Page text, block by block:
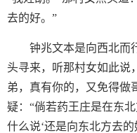
去的好。”
钟兆文本是向西北而
头寻来，听那村女如此说
弟，真有你的，又免得做
疑：“倘若药王庄是在东
什么说‘还是向东北方去